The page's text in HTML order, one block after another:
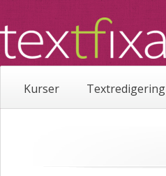
Kurser Textredigering